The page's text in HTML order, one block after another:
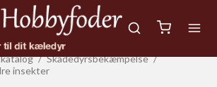
/ Skadedyrsbekæmpelse /
insekter